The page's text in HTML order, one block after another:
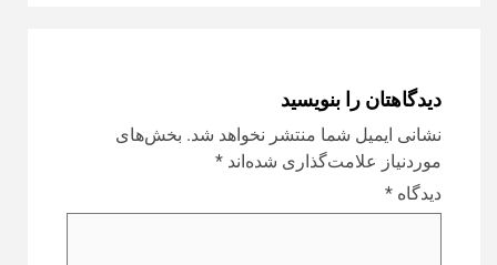
دیدگاهتان را بنویسید
نشانی ایمیل شما منتشر نخواهد شد. بخش‌های
موردنیاز علامت‌گذاری شده‌اند *
دیدگاه *